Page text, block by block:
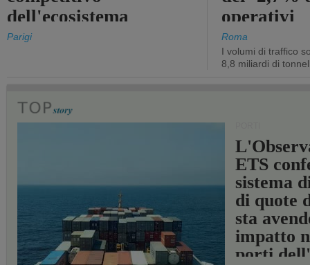
dell'ecosistema
portuale statale
Parigi
operativi
Roma
I volumi di traffico
8,8 miliardi di
ETS
sistema
di quote
sta
impatto
porti